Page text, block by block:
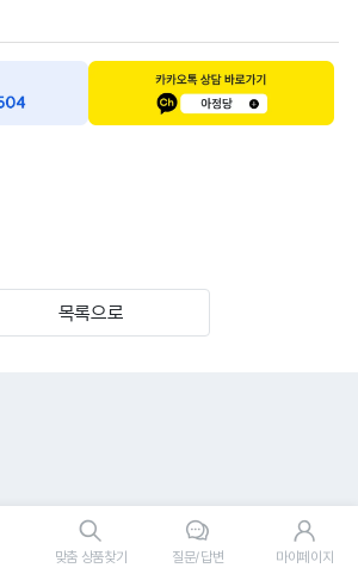
목록으로
맞춤 상품찾기 질문/답변 마이페이지